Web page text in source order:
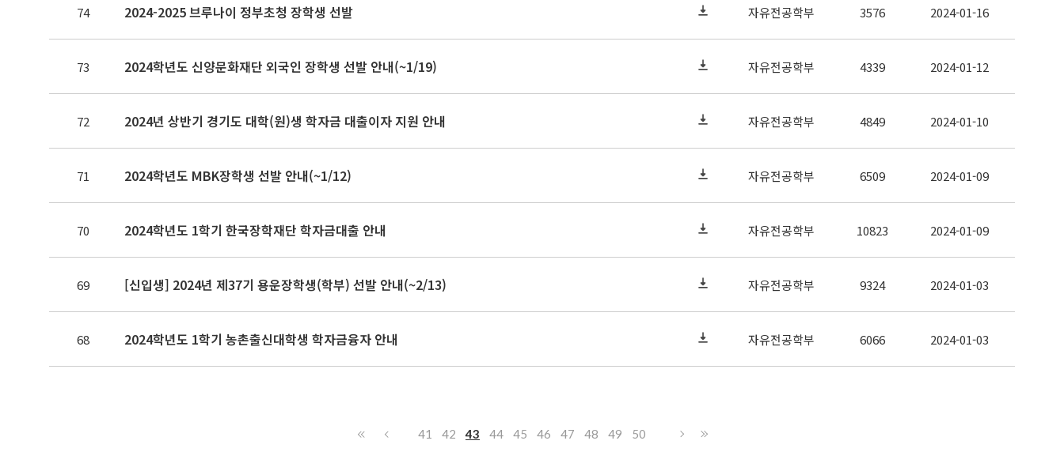
74 2024-2025 브루나이 정부초청 장학생 선발 자유전공학부 3576 2024-01-16
73 2024학년도 신양문화재단 외국인 장학생 선발 안내(~1/19) 자유전공학부 4339 2024-01-12
72 2024년 상반기 경기도 대학(원)생 학자금 대출이자 지원 안내 자유전공학부 4849 2024-01-10
71 2024학년도 MBK장학생 선발 안내(~1/12) 자유전공학부 6509 2024-01-09
70 2024학년도 1학기 한국장학재단 학자금대출 안내 자유전공학부 10823 2024-01-09
69 [신입생] 2024년 제37기 용운장학생(학부) 선발 안내(~2/13) 자유전공학부 9324 2024-01-03
68 2024학년도 1학기 농촌출신대학생 학자금융자 안내 자유전공학부 6066 2024-01-03
41 42 43 44 45 46 47 48 49 50